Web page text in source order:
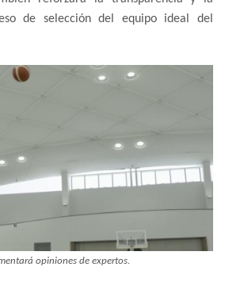
de selección del equipo ideal del
opiniones de expertos.